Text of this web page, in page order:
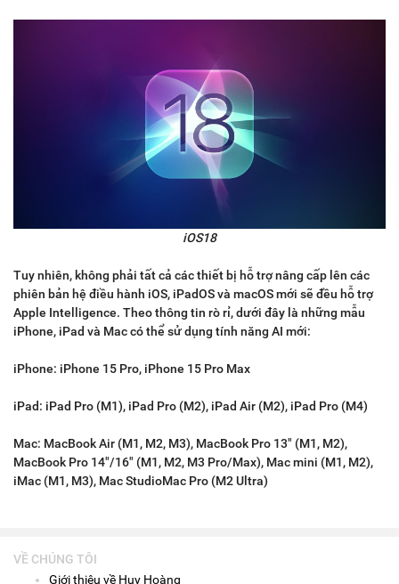
iOS18
Tuy nhiên, không phải tất cả các thiết bị hỗ trợ nâng cấp lên các
phiên bản hệ điều hành iOS, iPadOS và macOS mới sẽ đều hỗ trợ
Apple Intelligence. Theo thông tin rò rỉ, dưới đây là những mẫu
iPhone, iPad và Mac có thể sử dụng tính năng AI mới:
iPhone: iPhone 15 Pro, iPhone 15 Pro Max
iPad: iPad Pro (M1), iPad Pro (M2), iPad Air (M2), iPad Pro (M4)
Mac: MacBook Air (M1, M2, M3), MacBook Pro 13" (M1, M2),
MacBook Pro 14"/16" (M1, M2, M3 Pro/Max), Mac mini (M1, M2),
iMac (M1, M3), Mac StudioMac Pro (M2 Ultra)
VỀ CHÚNG TÔI
Giới thiệu về Huy Hoàng